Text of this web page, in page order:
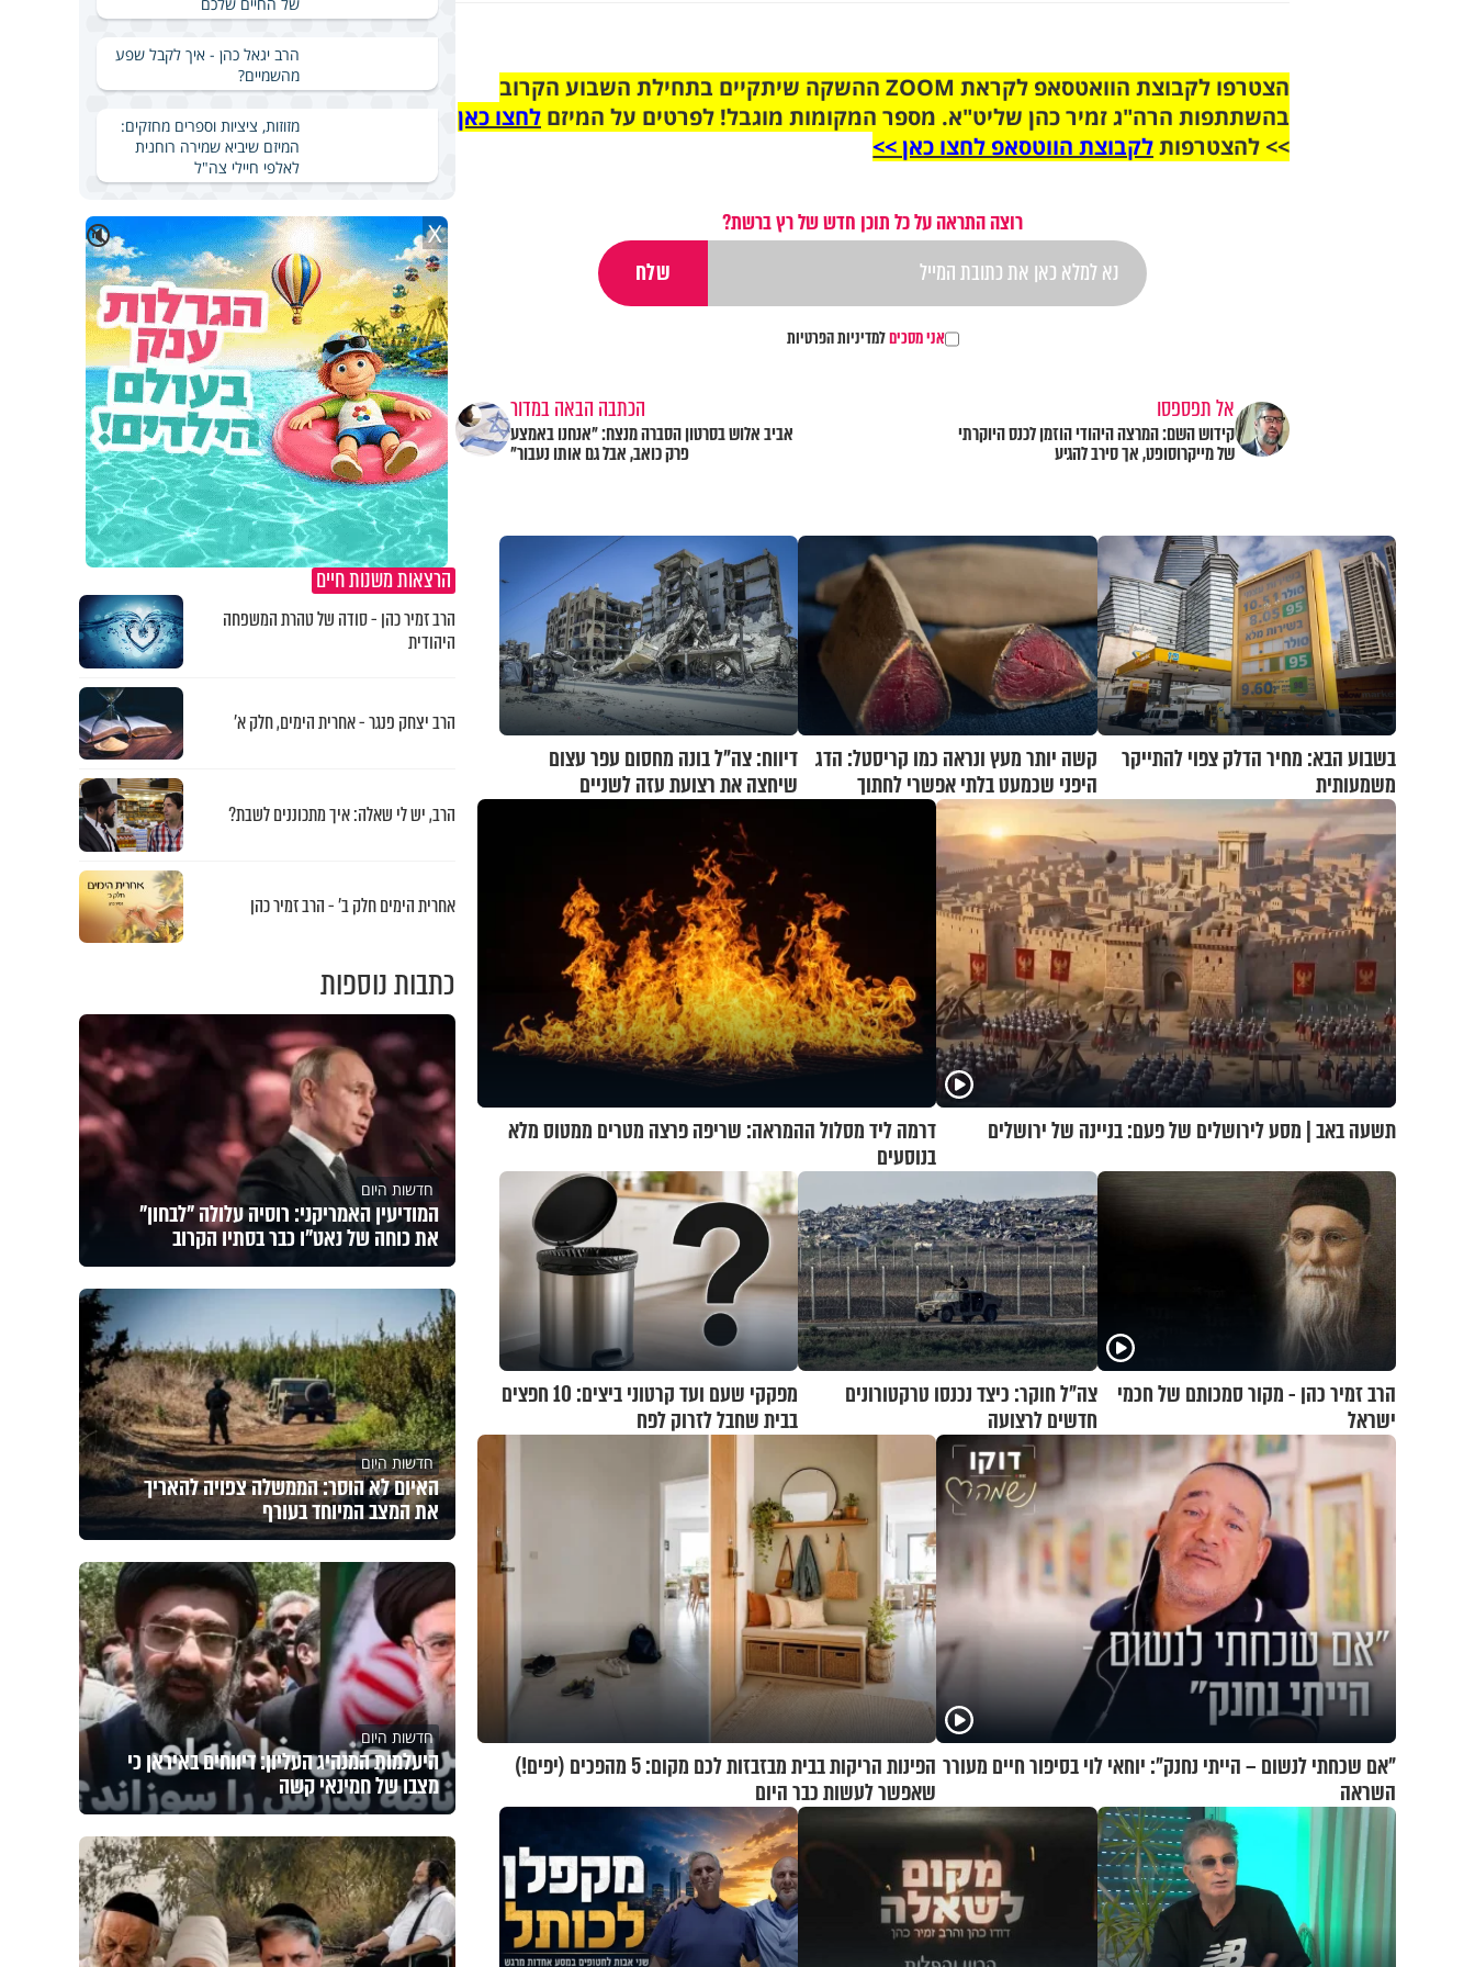
הצטרפו לקבוצת הוואטסאפ לקראת ZOOM ההשקה שיתקיים בתחילת השבוע הקרוב
בהשתתפות הרה"ג זמיר כהן שליט"א. מספר המקומות מוגבל! לפרטים על המיזם לחצו כאן
>> להצטרפותלקבוצת הווטסאפ לחצו כאן >>
רוצה התראה על כל תוכן חדש של רץ ברשת?
אני מסכיםלמדיניות הפרטיות
אל תפספסו
קידוש השם: המרצה היהודי הוזמן לכנס היוקרתי
של מייקרוסופט, אך סירב להגיע
הכתבה הבאה במדור
אביב אלוש בסרטון הסברה מנצח: "אנחנו באמצע
פרק כואב, אבל גם אותו נעבור"
בשבוע הבא: מחיר הדלק צפוי להתייקר
משמעותית
קשה יותר מעץ ונראה כמו קריסטל: הדג
היפני שכמעט בלתי אפשרי לחתוך
דיווח: צה"ל בונה מחסום עפר עצום
שיחצה את רצועת עזה לשניים
תשעה באב | מסע לירושלים של פעם: בניינה של ירושלים
דרמה ליד מסלול ההמראה: שריפה פרצה מטרים ממטוס מלא
בנוסעים
הרב זמיר כהן - מקור סמכותם של חכמי
ישראל
צה"ל חוקר: כיצד נכנסו טרקטורונים
חדשים לרצועה
מפקקי שעם ועד קרטוני ביצים: 10 חפצים
בבית שחבל לזרוק לפח
"אם שכחתי לנשום – הייתי נחנק": יוחאי לוי בסיפור חיים מעורר
השראה
הפינות הריקות בבית מבזבזות לכם מקום: 5 מהפכים (יפים!)
שאפשר לעשות כבר היום
הרב יגאל כהן - איך לקבל שפע
מהשמיים?
מזוזות, ציציות וספרים מחזקים:
המיזם שיביא שמירה רוחנית
לאלפי חיילי צה"ל
🔇 X
הרצאות משנות חיים
הרב זמיר כהן - סודה של טהרת המשפחה
היהודית
הרב יצחק פנגר - אחרית הימים, חלק א’
הרב, יש לי שאלה: איך מתכוננים לשבת?
אחרית הימים חלק ב’ - הרב זמיר כהן
כתבות נוספות
חדשות היום
המודיעין האמריקני: רוסיה עלולה "לבחון"
את כוחה של נאט"ו כבר בסתיו הקרוב
חדשות היום
האיום לא הוסר: הממשלה צפויה להאריך
את המצב המיוחד בעורף
חדשות היום
היעלמות המנהיג העליון: דיווחים באיראן כי
מצבו של חמינאי קשה